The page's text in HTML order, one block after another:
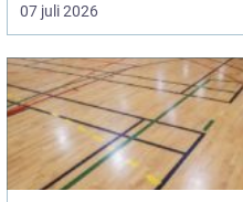
07 juli 2026